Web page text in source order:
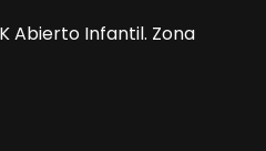
Abierto Infantil. Zona